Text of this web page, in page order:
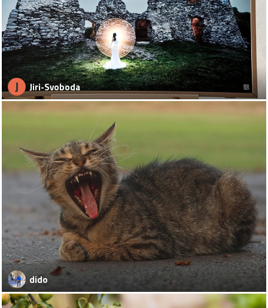
J Jiri-Svoboda
dido